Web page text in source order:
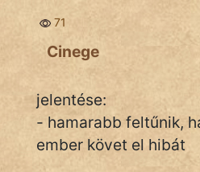
Szólások
Tréfás
71
Cinege
jelentése:
- hamarabb feltűnik,
ember követ el hibát